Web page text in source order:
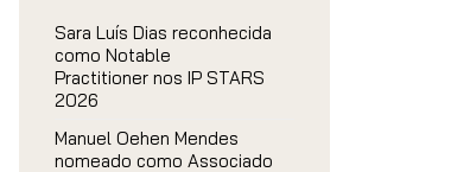
Sara Luís Dias reconhecida
como Notable
Practitioner nos IP STARS
2026
Manuel Oehen Mendes
nomeado como Associado